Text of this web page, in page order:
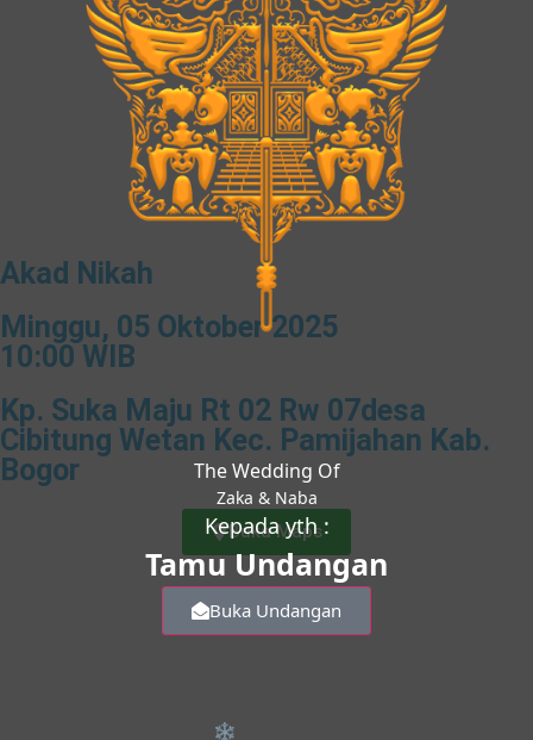
Akad Nikah
Minggu, 05 Oktober 2025
10:00 WIB
Kp. Suka Maju Rt 02 Rw 07desa
Cibitung Wetan Kec. Pamijahan Kab.
Bogor
Buka Maps
The Wedding Of
Zaka & Naba
Kepada yth :
Tamu Undangan
Buka Undangan